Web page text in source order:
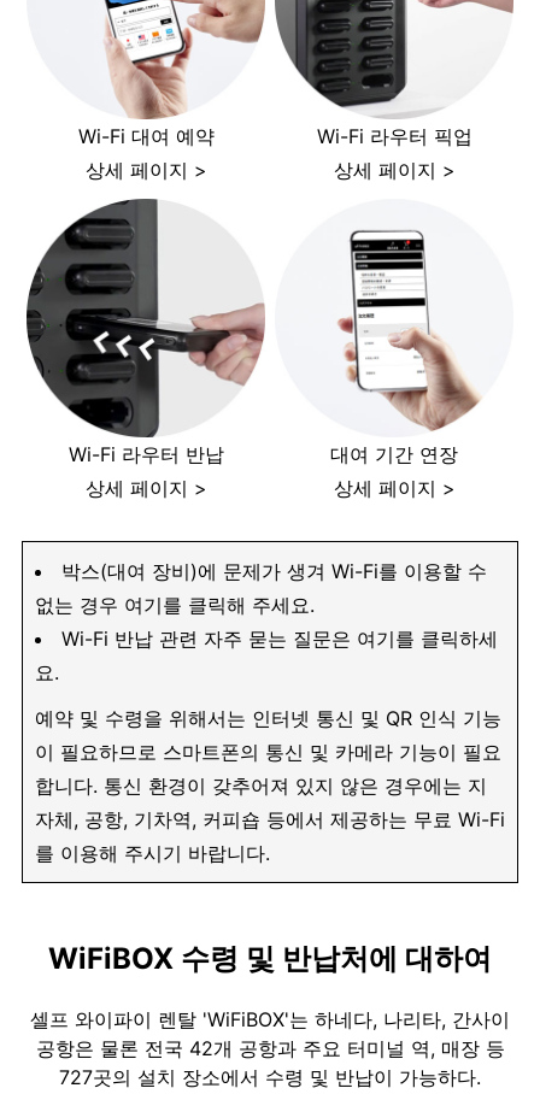
Wi-Fi 대여 예약
상세 페이지 >
Wi-Fi 라우터 픽업
상세 페이지 >
Wi-Fi 라우터 반납
상세 페이지 >
대여 기간 연장
상세 페이지 >
박스(대여 장비)에 문제가 생겨 Wi-Fi를 이용할 수
없는 경우 여기를 클릭해 주세요.
Wi-Fi 반납 관련 자주 묻는 질문은 여기를 클릭하세
요.
예약 및 수령을 위해서는 인터넷 통신 및 QR 인식 기능
이 필요하므로 스마트폰의 통신 및 카메라 기능이 필요
합니다. 통신 환경이 갖추어져 있지 않은 경우에는 지
자체, 공항, 기차역, 커피숍 등에서 제공하는 무료 Wi-Fi
를 이용해 주시기 바랍니다.
WiFiBOX 수령 및 반납처에 대하여
셀프 와이파이 렌탈 'WiFiBOX'는 하네다, 나리타, 간사이
공항은 물론 전국 42개 공항과 주요 터미널 역, 매장 등
727곳의 설치 장소에서 수령 및 반납이 가능하다.